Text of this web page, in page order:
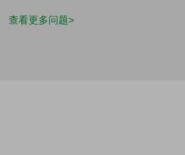
查看更多问题>